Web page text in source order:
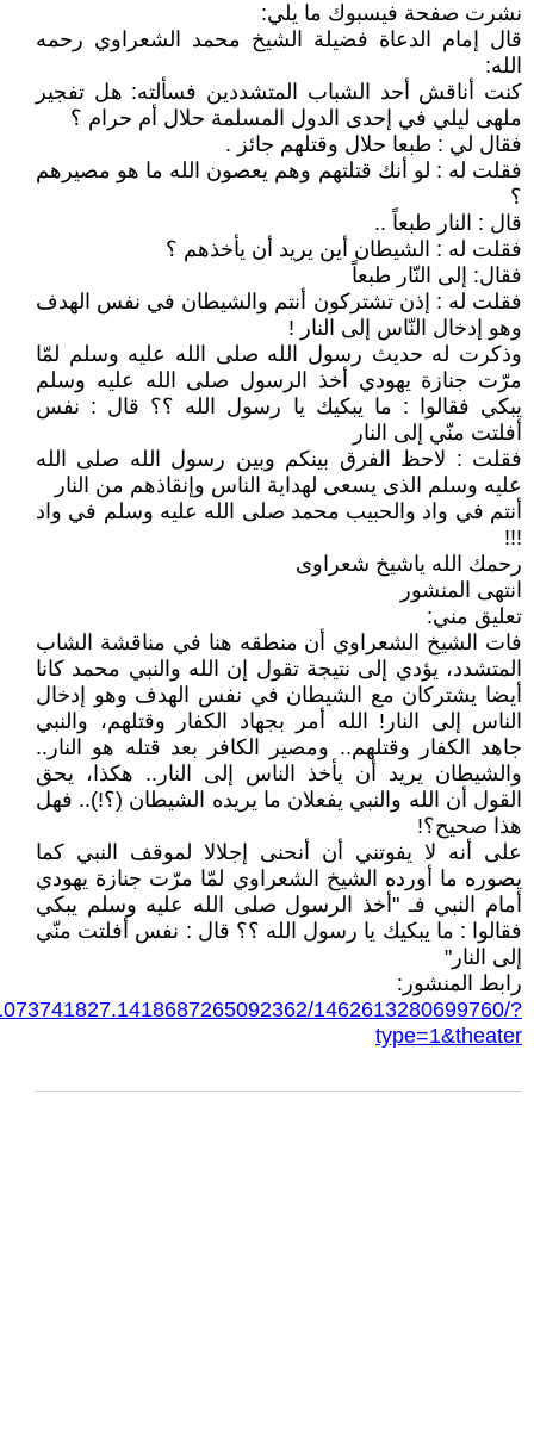
نشرت صفحة فيسبوك ما يلي:
قال إمام الدعاة فضيلة الشيخ محمد الشعراوي رحمه
الله:
كنت أناقش أحد الشباب المتشددين فسألته: هل تفجير
ملهى ليلي في إحدى الدول المسلمة حلال أم حرام ؟
فقال لي : طبعا حلال وقتلهم جائز .
فقلت له : لو أنك قتلتهم وهم يعصون الله ما هو مصيرهم
؟
قال : النار طبعاً ..
فقلت له : الشيطان أين يريد أن يأخذهم ؟
فقال: إلى النّار طبعاً
فقلت له : إذن تشتركون أنتم والشيطان في نفس الهدف
وهو إدخال النّاس إلى النار !
وذكرت له حديث رسول الله صلى الله عليه وسلم لمّا
مرّت جنازة يهودي أخذ الرسول صلى الله عليه وسلم
يبكي فقالوا : ما يبكيك يا رسول الله ؟؟ قال : نفس
أفلتت منّي إلى النار
فقلت : لاحظ الفرق بينكم وبين رسول الله صلى الله
عليه وسلم الذى يسعى لهداية الناس وإنقاذهم من النار
أنتم في واد والحبيب محمد صلى الله عليه وسلم في واد
!!!
رحمك الله ياشيخ شعراوى
انتهى المنشور
تعليق مني:
فات الشيخ الشعراوي أن منطقه هنا في مناقشة الشاب
المتشدد، يؤدي إلى نتيجة تقول إن الله والنبي محمد كانا
أيضا يشتركان مع الشيطان في نفس الهدف وهو إدخال
الناس إلى النار! الله أمر بجهاد الكفار وقتلهم، والنبي
جاهد الكفار وقتلهم.. ومصير الكافر بعد قتله هو النار..
والشيطان يريد أن يأخذ الناس إلى النار.. هكذا، يحق
القول أن الله والنبي يفعلان ما يريده الشيطان (؟!).. فهل
هذا صحيح؟!
على أنه لا يفوتني أن أنحنى إجلالا لموقف النبي كما
يصوره ما أورده الشيخ الشعراوي لمّا مرّت جنازة يهودي
أمام النبي فـ "أخذ الرسول صلى الله عليه وسلم يبكي
فقالوا : ما يبكيك يا رسول الله ؟؟ قال : نفس أفلتت منّي
إلى النار"
رابط المنشور:
1462613280699760/?
type=1&theater